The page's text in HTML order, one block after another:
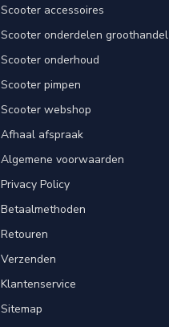
Scooter accessoires
Scooter onderdelen groothandel
Scooter onderhoud
Scooter pimpen
Scooter webshop
Afhaal afspraak
Algemene voorwaarden
Privacy Policy
Betaalmethoden
Retouren
Verzenden
Klantenservice
Sitemap